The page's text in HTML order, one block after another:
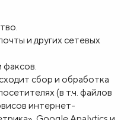
и других сетевых
факсов.
сбор и обработка
(в т.ч. файлов
интернет-